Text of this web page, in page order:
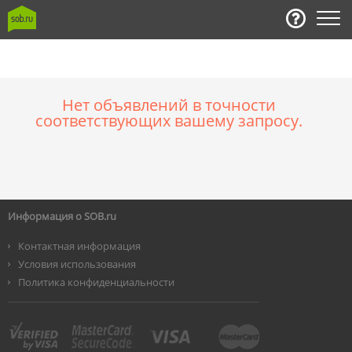
Нет объявлений в точности
соответствующих вашему запросу.
Информация о SOB.ru
Контактная информация
Условия использования
Политика конфиденциальности